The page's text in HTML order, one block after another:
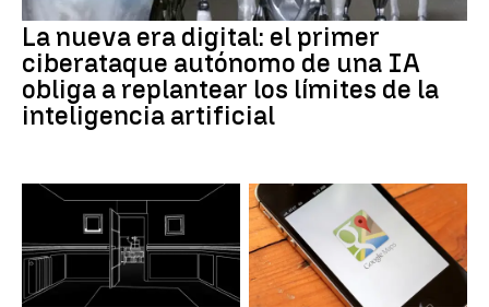
La nueva era digital: el primer
ciberataque autónomo de una IA
obliga a replantear los límites de la
inteligencia artificial